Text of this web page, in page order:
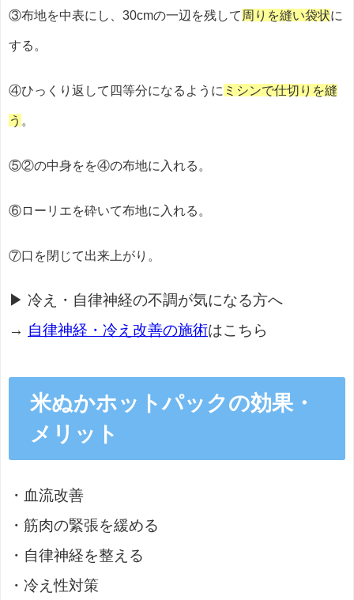
③布地を中表にし、30cmの一辺を残して 周りを縫い袋状に
する。
④ひっくり返して四等分になるように ミシンで仕切りを縫
う
⑤②の中身をを④の布地に入れる。
⑥ローリエを砕いて布地に入れる。
⑦口を閉じて出来上がり。
▶ 冷え・自律神経の不調が気になる方へ
→ 自律神経・冷え改善の施術はこちら
米ぬかホットパックの効果・
メリット
・血流改善
・筋肉の緊張を緩める
・自律神経を整える
・冷え性対策